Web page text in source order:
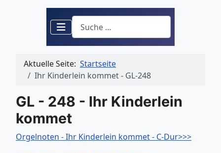
Suchen
Aktuelle Seite: Startseite
Ihr Kinderlein kommet - GL-248
GL - 248 - Ihr Kinderlein
kommet
Orgelnoten - Ihr Kinderlein kommet - C-Dur>>>